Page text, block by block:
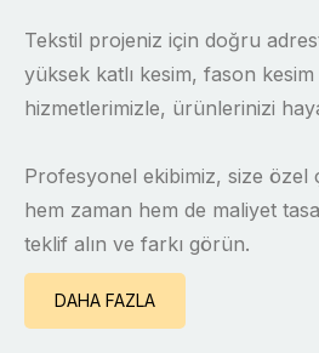
Tekstil projeniz için doğru
yüksek katlı kesim, fason
hizmetlerimizle, ürünlerinizi
Profesyonel ekibimiz, size
hem zaman hem de maliyet
teklif alın ve farkı görün.
DAHA FAZLA